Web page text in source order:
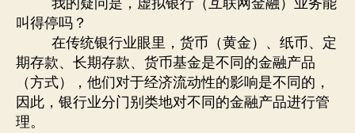
叫得停吗？
在传统银行业眼里，货币（黄金）、纸币、定
期存款、长期存款、货币基金是不同的金融产品
（方式），他们对于经济流动性的影响是不同的，
因此，银行业分门别类地对不同的金融产品进行管
理。